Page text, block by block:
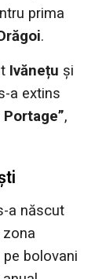
prima
.
Ivănețu și
a extins
Portage”,
a născut
bolovani